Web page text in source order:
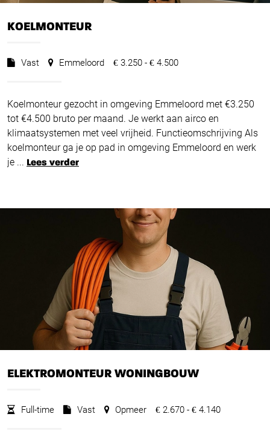
KOELMONTEUR
Vast Emmeloord € 3.250 - € 4.500
Koelmonteur gezocht in omgeving Emmeloord met €3.250
tot €4.500 bruto per maand. Je werkt aan airco en
klimaatsystemen met veel vrijheid. Functieomschrijving Als
koelmonteur ga je op pad in omgeving Emmeloord en werk
je ... Lees verder
ELEKTROMONTEUR WONINGBOUW
Full-time Vast Opmeer € 2.670 - € 4.140